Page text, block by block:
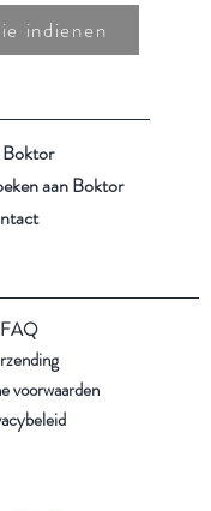
indienen
aan Boktor
FAQ
voorwaarden